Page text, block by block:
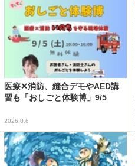
医療✕消防、縫合デモやAED講
習も「おしごと体験博」9/5
2026.8.6